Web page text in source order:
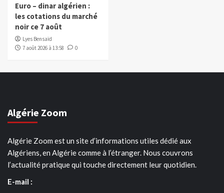
Euro – dinar algérien :
les cotations du marché
noir ce 7 août
Lyes Bensaïd
7 août 2026 à 13:58
0
Algérie Zoom
Algérie Zoom est un site d’informations utiles dédié aux
Algériens, en Algérie comme à l’étranger. Nous couvrons
l’actualité pratique qui touche directement leur quotidien.
E-mail :